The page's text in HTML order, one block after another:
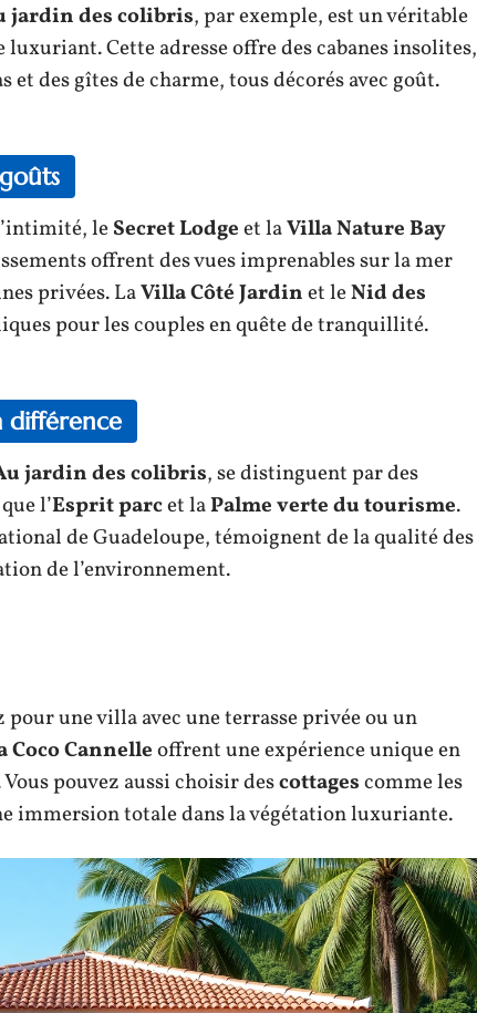
jardin des colibris, par exemple, est un véritable
Cette adresse offre des cabanes insolites,
et des gîtes de charme, tous décorés avec goût.
leSecret Lodgeet laVilla Nature Bay
offrent des vues imprenables sur la mer
privées. LaVilla Côté Jardinet leNid des
pour les couples en quête de tranquillité.
différence
jardin des colibris, se distinguent par des
l’Esprit parcet laPalme verte du tourisme.
de Guadeloupe, témoignent de la qualité des
de l’environnement.
une villa avec une terrasse privée ou un
Coco Cannelleoffrent une expérience unique en
pouvez aussi choisir descottagescomme les
immersion totale dans la végétation luxuriante.